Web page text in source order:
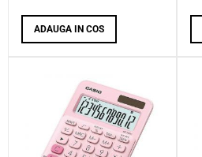
ADAUGA IN COS